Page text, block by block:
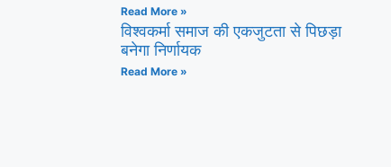
Read More »
विश्वकर्मा समाज की एकजुटता से पिछड़ा
बनेगा निर्णायक
Read More »